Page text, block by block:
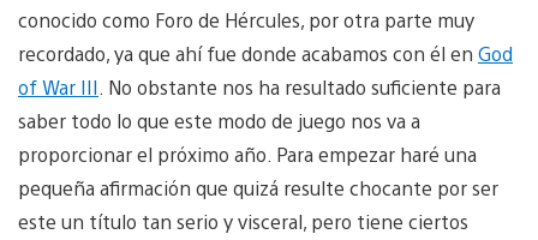
conocido como Foro de Hércules, por otra parte muy
recordado, ya que ahí fue donde acabamos con él en God
of War III . No obstante nos ha resultado suficiente para
saber todo lo que este modo de juego nos va a
proporcionar el próximo año. Para empezar haré una
pequeña afirmación que quizá resulte chocante por ser
este un título tan serio y visceral, pero tiene ciertos